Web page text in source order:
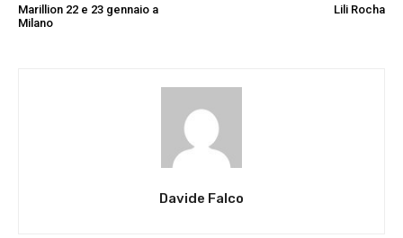
Marillion 22 e 23 gennaio a
Milano
Lili Rocha
Davide Falco